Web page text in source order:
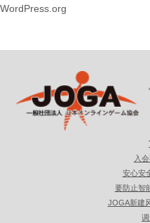
WordPress.org
入
安心安
要防止智
JOGA新建